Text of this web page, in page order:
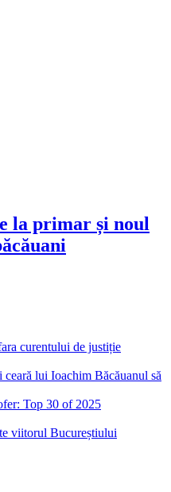
la primar și noul
curentului de justiție
lui Ioachim Băcăuanul să
Top 30 of 2025
viitorul Bucureștiului